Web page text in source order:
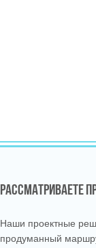
РАССМАТРИВАЕТЕ
Наши проектные
продуманный